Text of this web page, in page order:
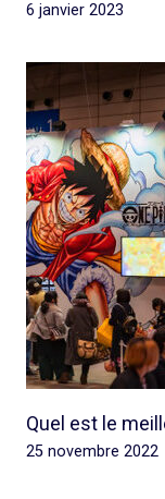
6 janvier 2023
Quel est le
25 novembre 2022